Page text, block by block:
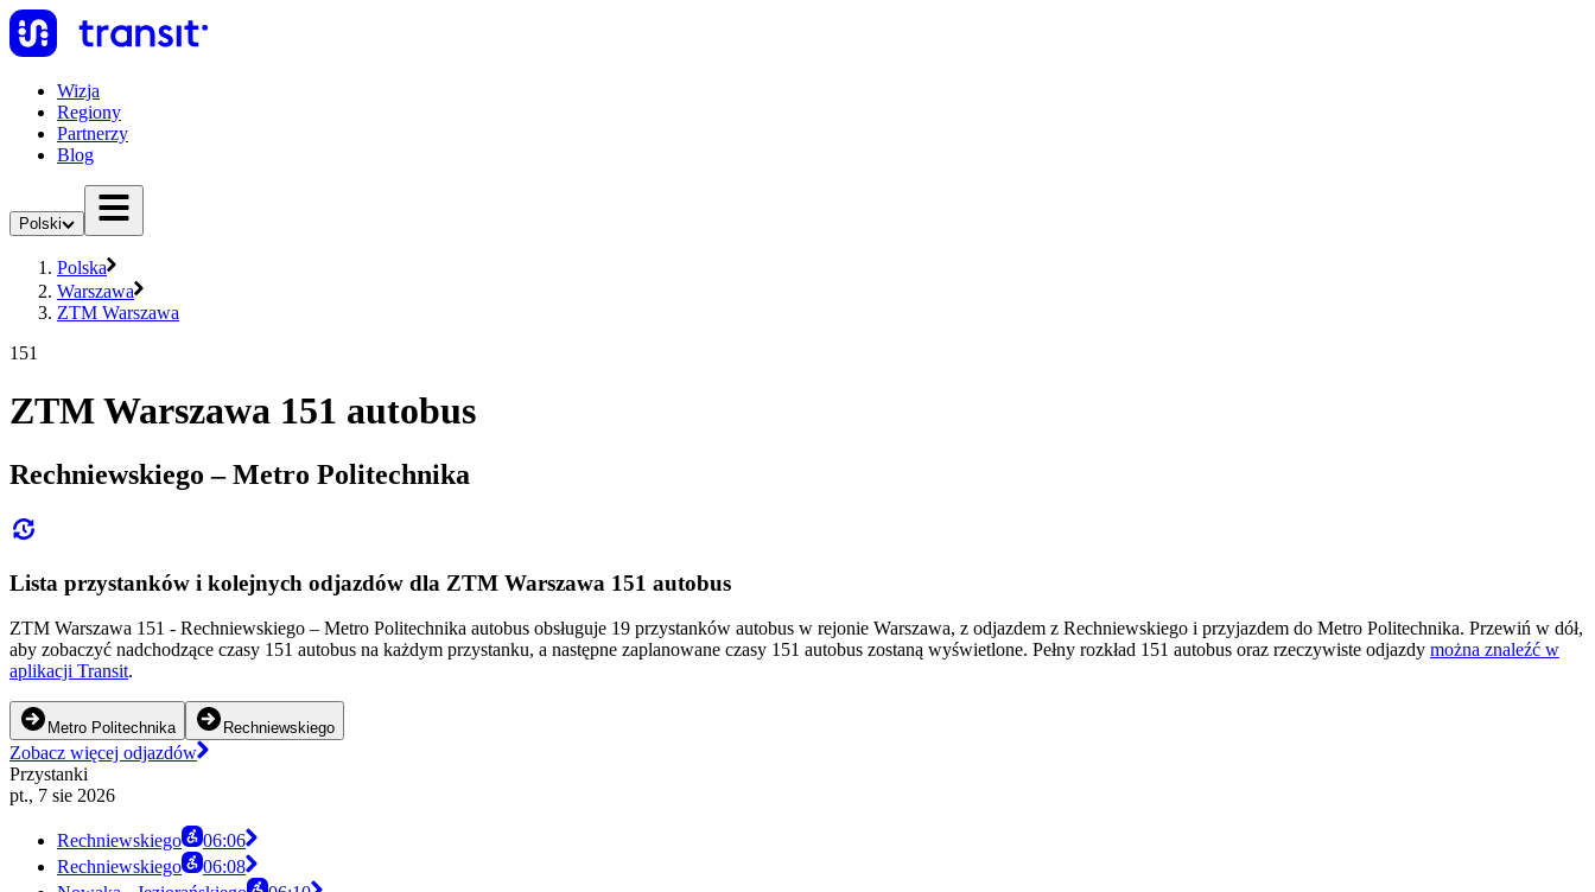
Wizja
Regiony
Partnerzy
Blog
Polski
Polska
Warszawa
ZTM Warszawa
151
ZTM Warszawa 151 autobus
Rechniewskiego – Metro Politechnika
Lista przystanków i kolejnych odjazdów dla ZTM Warszawa 151 autobus
ZTM Warszawa 151 - Rechniewskiego – Metro Politechnika autobus obsługuje 19 przystanków autobus w rejonie Warszawa, z odjazdem z Rechniewskiego i przyjazdem do Metro Politechnika. Przewiń w dół,
aby zobaczyć nadchodzące czasy 151 autobus na każdym przystanku, a następne zaplanowane czasy 151 autobus zostaną wyświetlone. Pełny rozkład 151 autobus oraz rzeczywiste odjazdy można znaleźć w
aplikacji Transit.
Metro Politechnika Rechniewskiego
Zobacz więcej odjazdów
Przystanki
pt., 7 sie 2026
Rechniewskiego
06:06
Rechniewskiego
06:08